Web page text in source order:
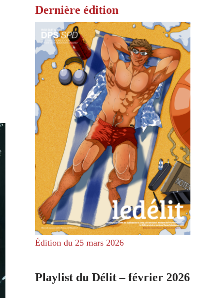
Dernière édition
Édition du 25 mars 2026
Playlist du Délit – février 2026